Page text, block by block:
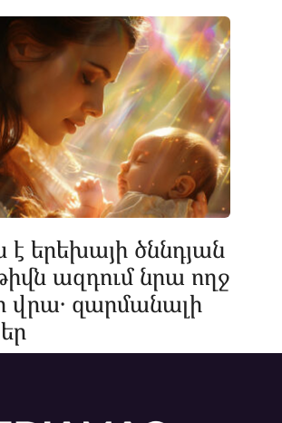
է երեխայի ծննդյան
ազդում նրա ողջ
վրա․ զարմանալի